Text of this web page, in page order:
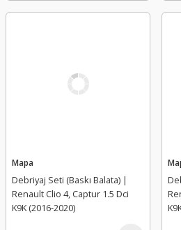
Mapa
Debriyaj Seti (Baskı Balata) |
Renault Clio 4, Captur 1.5 Dci
K9K (2016-2020)